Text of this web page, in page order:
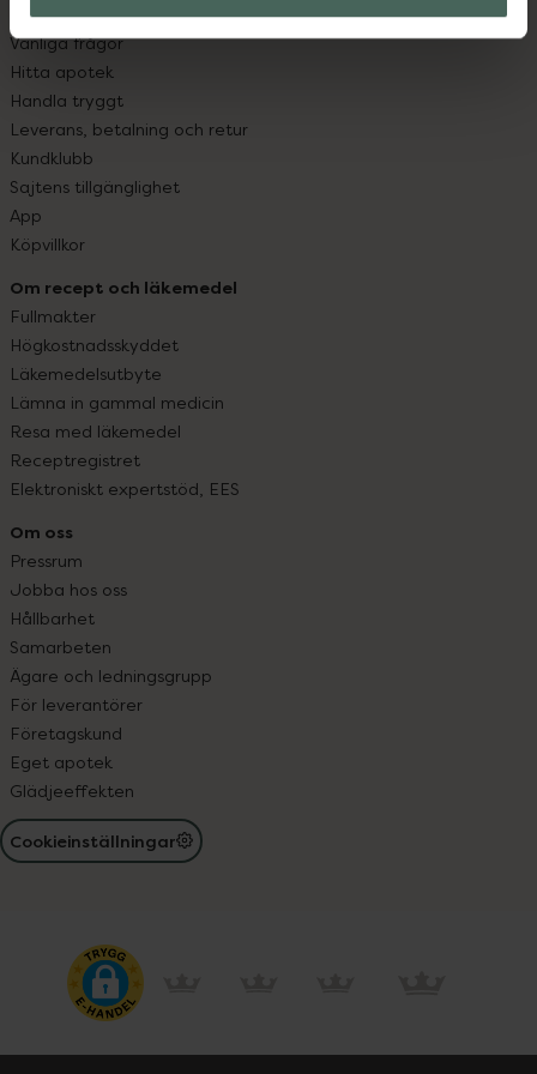
Kontakta oss
Vanliga frågor
Hitta apotek
Handla tryggt
Leverans, betalning och retur
Kundklubb
Sajtens tillgänglighet
App
Köpvillkor
Om recept och läkemedel
Fullmakter
Högkostnadsskyddet
Läkemedelsutbyte
Lämna in gammal medicin
Resa med läkemedel
Receptregistret
Elektroniskt expertstöd, EES
Om oss
Pressrum
Jobba hos oss
Hållbarhet
Samarbeten
Ägare och ledningsgrupp
För leverantörer
Företagskund
Eget apotek
Glädjeeffekten
Cookieinställningar